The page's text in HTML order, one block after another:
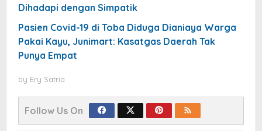
Dihadapi dengan Simpatik
Pasien Covid-19 di Toba Diduga Dianiaya Warga
Pakai Kayu, Junimart: Kasatgas Daerah Tak
Punya Empat
by Ery Satria
Follow Us On